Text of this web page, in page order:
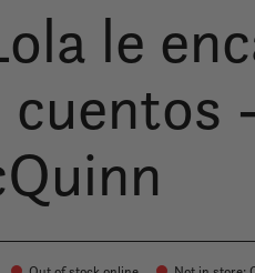
le
cuentos